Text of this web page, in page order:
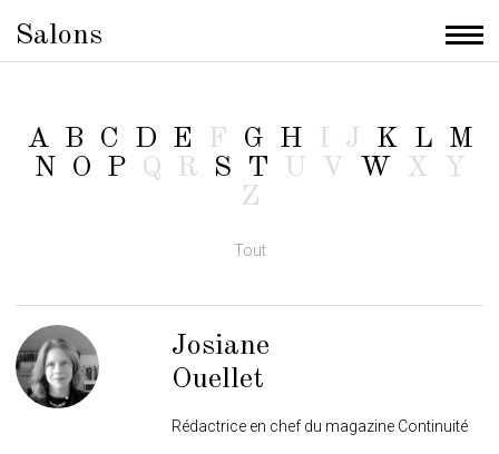
Salons
Alphabet : o
A B C D E F G H I J K L
M
N
O P Q R S T U V W X
Y
Z
Tout
Josiane
Ouellet
Rédactrice en chef du magazine Continuité